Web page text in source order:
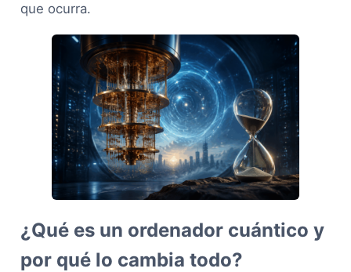
que ocurra.
¿Qué es un ordenador cuántico y
por qué lo cambia todo?